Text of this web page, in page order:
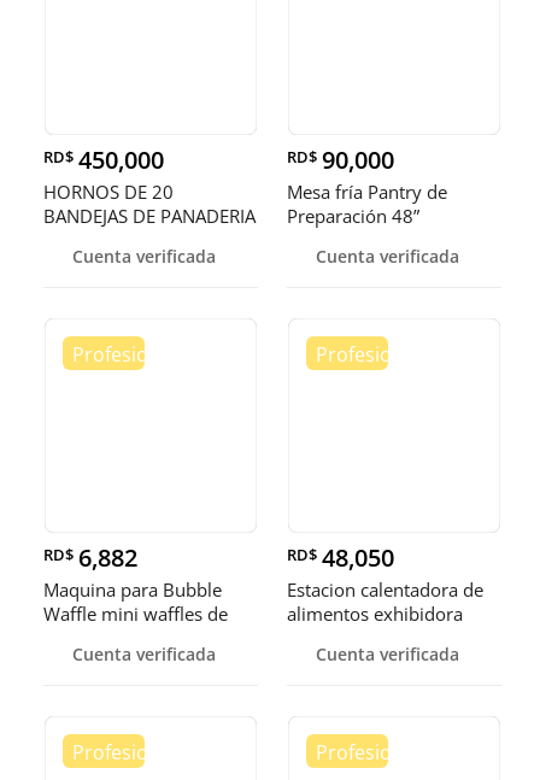
RD$ 450,000
HORNOS DE 20
BANDEJAS DE PANADERIA
Cuenta verificada
RD$ 90,000
Mesa fría Pantry de
Preparación 48”
Cuenta verificada
RD$ 6,882
Maquina para Bubble
Waffle mini waffles de
Cuenta verificada
RD$ 48,050
Estacion calentadora de
alimentos exhibidora
Cuenta verificada